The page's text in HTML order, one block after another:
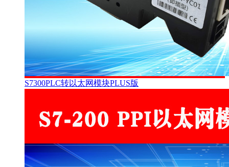
S7300PLC转以太网模块PLUS版